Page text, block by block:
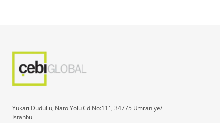
Yukarı Dudullu, Nato Yolu Cd No:111, 34775 Ümraniye/
İstanbul